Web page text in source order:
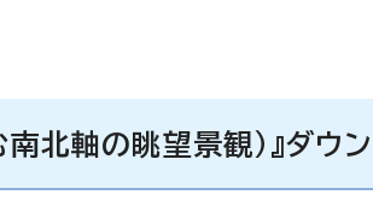
北軸の眺望景観）』ダウ